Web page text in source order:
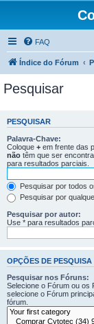
FAQ
Índice do Fórum
Pesquisar
PESQUISAR
Palavra-Chave:
Coloque + em frente das
não têm que ser
para resultados parciais.
Pesquisar por todos
Pesquisar por
Pesquisar por autor:
Use * para resultados
OPÇÕES DE PESQUISA
Pesquisar nos Fóruns:
Selecione o Fórum ou os
selecione o Fórum
fórum.